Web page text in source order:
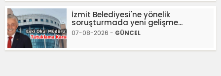
İzmit Belediyesi'ne yönelik
soruşturmada yeni gelişme...
07-08-2026 - GÜNCEL